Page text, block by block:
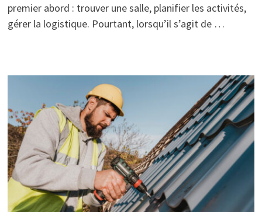
premier abord : trouver une salle, planifier les activités,
gérer la logistique. Pourtant, lorsqu’il s’agit de …